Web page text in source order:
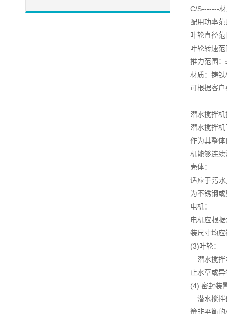
C/S-------
配用功率
叶轮直径
叶轮转速
推力范围
材质：铸
可根据客
潜水搅拌
潜水搅拌
作为其整
机能够连
壳体：
适应于污
为不锈钢
电机：
电机应根
装尺寸均
(3)叶轮：
潜水搅拌
止水草或
(4) 密封装
潜水搅拌
簧非平衡